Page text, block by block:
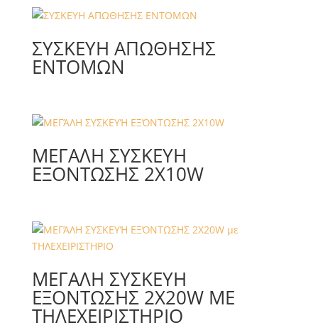
ΣΥΣΚΕΥΗ ΑΠΩΘΗΣΗΣ
ΕΝΤΟΜΩΝ
ΜΕΓΆΛΗ ΣΥΣΚΕΥΉ
ΕΞΌΝΤΩΣΗΣ 2X10W
ΜΕΓΆΛΗ ΣΥΣΚΕΥΉ
ΕΞΌΝΤΩΣΗΣ 2X20W ΜΕ
ΤΗΛΕΧΕΙΡΙΣΤΗΡΙΟ